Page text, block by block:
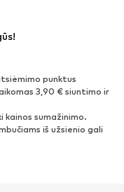
punktus
3,90 € siuntimo ir
kainos sumažinimo.
iš užsienio gali